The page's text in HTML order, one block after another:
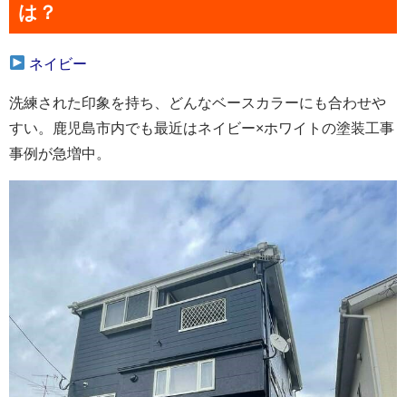
は？
ネイビー
洗練された印象を持ち、どんなベースカラーにも合わせや
すい。鹿児島市内でも最近はネイビー×ホワイトの塗装工事
事例が急増中。